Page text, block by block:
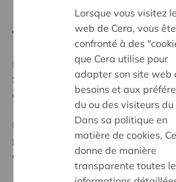
Les coopératives
travailleurs
En
, les sociétés
SCOP – connaissent depuis une
grandissant.
En
, ce sont les
permettent d’associer les
décisions de l’entreprise.
Lorsque vous visitez
web de Cera, vous
confronté à des
que Cera utilise pour
adapter son site web
besoins et aux
du ou des visiteurs du
Dans sa politique en
matière de cookies,
donne de manière
transparente toutes